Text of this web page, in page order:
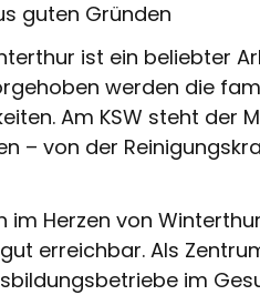
guten Gründen
ist ein beliebter
werden die
Am KSW steht der
– von der
im Herzen von
erreichbar. Als
im